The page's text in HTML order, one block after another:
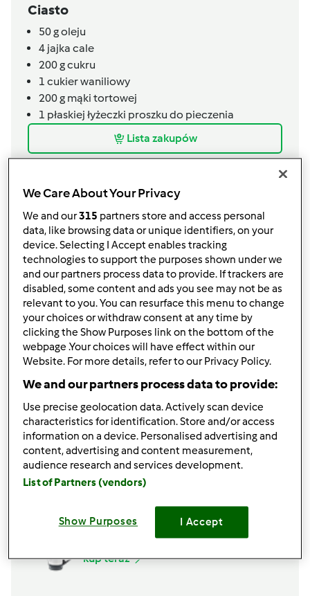
Ciasto
50goleju
4 jajka cale
200gcukru
1 cukier waniliowy
200g mąki tortowej
1 płaskiej łyżeczki proszku do pieczenia
Lista zakupów
Akcesoria, których potrzebujesz
Motylek
kup teraz
Kopystka
kup teraz
Naczynie miksujące kompletne
kup teraz
We Care About Your Privacy
We and our315 partners store and access personal
data, like browsing data or unique identifiers, on your
device. Selecting I Accept enables tracking
technologies to support the purposes shown under we
and our partners process data to provide. If trackers are
disabled, some content and ads you see may not be as
relevant to you. You can resurface this menu to change
your choices or withdraw consent at any time by
clicking the Show Purposes link on the bottom of the
webpage .Your choices will have effect within our
Website. For more details, refer to our Privacy Policy.
We and our partners process data to provide:
Use precise geolocation data. Actively scan device
characteristics for identification. Store and/or access
information on a device. Personalised advertising and
content, advertising and content measurement,
audience research and services development.
List of Partners (vendors)
Show Purposes I Accept